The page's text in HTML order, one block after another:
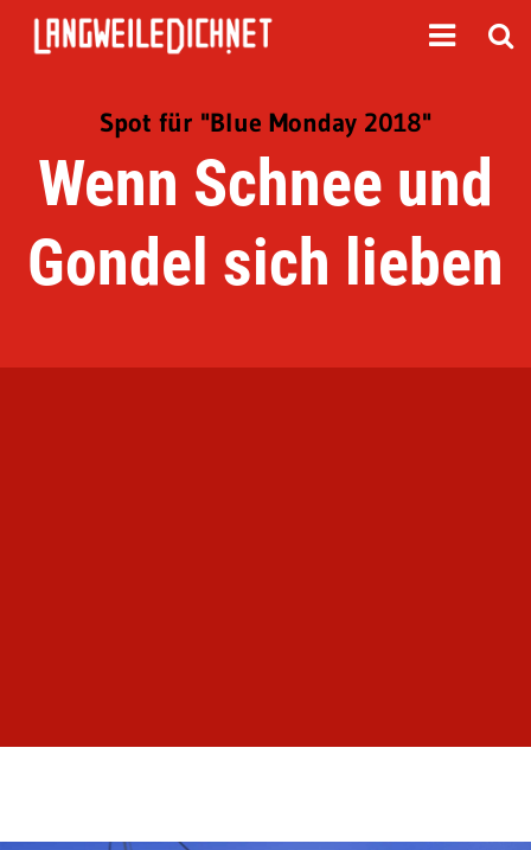
Spot für "Blue Monday 2018"
Wenn Schnee und
Gondel sich lieben